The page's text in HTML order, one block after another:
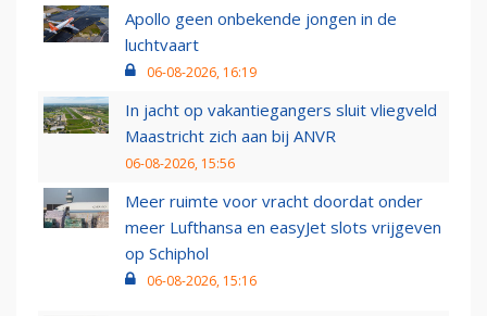
Apollo geen onbekende jongen in de
luchtvaart
06-08-2026, 16:19
In jacht op vakantiegangers sluit vliegveld
Maastricht zich aan bij ANVR
06-08-2026, 15:56
Meer ruimte voor vracht doordat onder
meer Lufthansa en easyJet slots vrijgeven
op Schiphol
06-08-2026, 15:16